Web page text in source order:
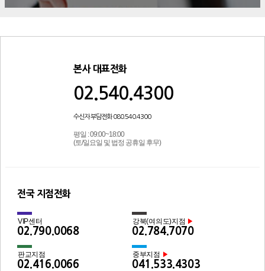
본사 대표전화
02.540.4300
수신자 부담전화 080.540.4300
평일 : 09:00~18:00
(토/일요일 및 법정 공휴일 후무)
전국 지점전화
VIP센터
02.790.0068
강북(여의도)지점 ▶
02.784.7070
판교지점
02.416.0066
중부지점 ▶
041.533.4303